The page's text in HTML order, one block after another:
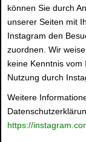
können Sie durch
unserer Seiten mit
Instagram den
zuordnen. Wir
keine Kenntnis
Nutzung durch
Weitere
https://